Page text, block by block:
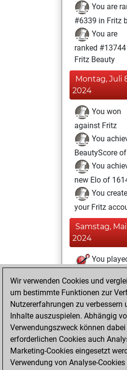
You are
#6339 in Fritz
You are
ranked
Fritz Beauty
Montag, Juli
2024
You won
against Fritz
You
BeautyScore
You
new Elo of
You
your Fritz
Samstag,
2024
You
You
=4 -82 in blitz
Freitag,
Dezember 27,
2019
You
Wir verwenden Cookies und
um bestimmte Funktionen zur
Nutzererfahrungen zu verbessern
Inhalte auszuspielen. Abhängig
Verwendungszweck können
erforderlichen Cookies auch
Marketing-Cookies eingesetzt
Verwendung von Analyse-